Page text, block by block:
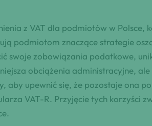
z VAT dla podmiotów w
podmiotom znaczące strategie
swoje zobowiązania podatkowe,
obciążenia administracyjne,
aby upewnić się, że pozostaje ona
VAT-R. Przyjęcie tych korzyści